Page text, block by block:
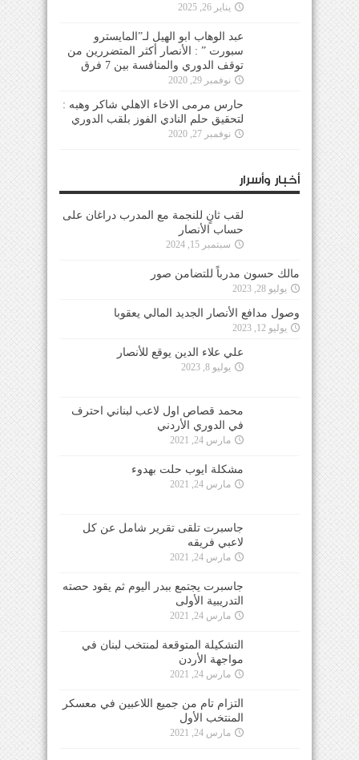
يناير 26, 2025
عبد الوهاب ابو الهيل لـ”المايسترو
سبورت ” : الأنصار أكثر المتضررين من
توقف الدوري والمنافسة بين 7 فرق
نوفمبر 29, 2020
حارس مرمى الاخاء الاهلي شاكر وهبه :
لتحقيق حلم النادي الفوز بلقب الدوري
نوفمبر 27, 2020
أخبار وأسرار
لقب ثانٍ للنجمة مع المدرب دراغان على
حساب الأنصار
سبتمبر 15, 2024
مالك حسون مدرباً للتضامن صور
يوليو 28, 2023
وصول مدافع الأنصار الجديد المالي يعقوبا
يوليو 12, 2023
علي علاء الدين يوقع للأنصار
يوليو 8, 2023
محمد قصاص اول لاعب لبناني احترف
في الدوري الأردني
مارس 24, 2021
مشكلة ايوب حلت بهدوء
مارس 24, 2021
جاسبرت تلقى تقرير شامل عن كل
لاعبي فريقه
مارس 24, 2021
جاسبرت يجتمع ببدر اليوم ثم يقود حصته
التدريبية الأولى
مارس 24, 2021
التشكيلة المتوقعة لمنتخب لبنان في
مواجهة الأردن
مارس 24, 2021
التزام تام من جميع اللاعبين في معسكر
المنتخب الأول
مارس 24, 2021